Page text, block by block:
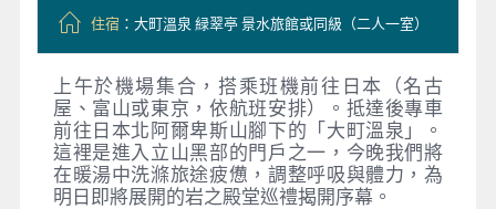
住宿：大町溫泉 緑翠亭 景水旅館或同級（二人一室）
上午於機場集合，搭乘班機前往日本（名古
屋、富山或東京，依航班安排）。抵達後專車
前往日本北阿爾卑斯山腳下的「大町溫泉」。
這裡是進入立山黑部的門戶之一，今晚我們將
在暖湯中洗滌旅途疲憊，調整呼吸與體力，為
明日即將展開的岩之殿堂巡禮揭開序幕。